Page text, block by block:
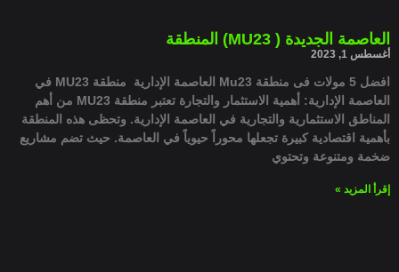
العاصمة الجديدة ( MU23) المنطقة
أغسطس 1, 2023
افضل 5 مولات فى منطقة Mu23 العاصمة الإدارية منطقة MU23 في
العاصمة الإدارية: أهمية الاستثمار والتجارة تعتبر منطقة MU23 من أهم
المناطق الاستثمارية والتجارية في العاصمة الإدارية. وتحظى هذه المنطقة
بأهمية اقتصادية كبيرة تجعلها محوراً حيوياً في العاصمة. حيث تضم مشاريع
ضخمة ومتنوعة وتحتوي
إقرأ المزيد »